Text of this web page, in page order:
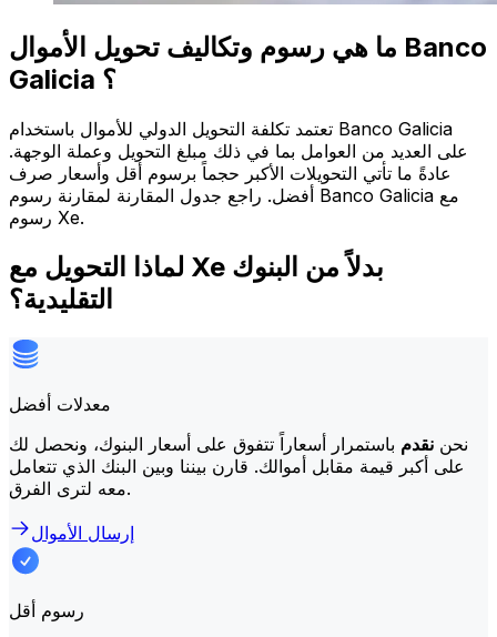
ما هي رسوم وتكاليف تحويل الأموال Banco
Galicia ؟
تعتمد تكلفة التحويل الدولي للأموال باستخدام Banco Galicia
على العديد من العوامل بما في ذلك مبلغ التحويل وعملة الوجهة.
عادةً ما تأتي التحويلات الأكبر حجماً برسوم أقل وأسعار صرف
أفضل. راجع جدول المقارنة لمقارنة رسوم Banco Galicia مع
رسوم Xe.
لماذا التحويل مع Xe بدلاً من البنوك
التقليدية؟
معدلات أفضل
نحن نقدم باستمرار أسعاراً تتفوق على أسعار البنوك، ونحصل لك
على أكبر قيمة مقابل أموالك. قارن بيننا وبين البنك الذي تتعامل
معه لترى الفرق.
إرسال الأموال
رسوم أقل